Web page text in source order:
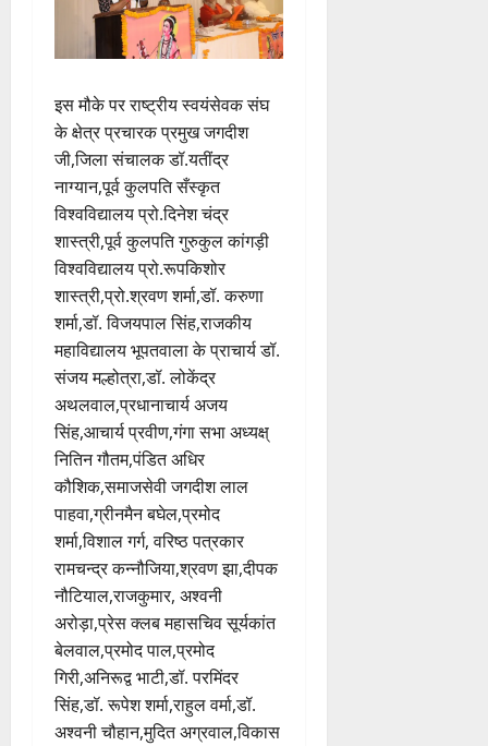
इस मौके पर राष्ट्रीय स्वयंसेवक संघ
के क्षेत्र प्रचारक प्रमुख जगदीश
जी,जिला संचालक डॉ.यतींद्र
नाग्यान,पूर्व कुलपति सँस्कृत
विश्वविद्यालय प्रो.दिनेश चंद्र
शास्त्री,पूर्व कुलपति गुरुकुल कांगड़ी
विश्वविद्यालय प्रो.रूपकिशोर
शास्त्री,प्रो.श्रवण शर्मा,डॉ. करुणा
शर्मा,डॉ. विजयपाल सिंह,राजकीय
महाविद्यालय भूपतवाला के प्राचार्य डॉ.
संजय मल्होत्रा,डॉ. लोकेंद्र
अथलवाल,प्रधानाचार्य अजय
सिंह,आचार्य प्रवीण,गंगा सभा अध्यक्ष्
नितिन गौतम,पंडित अधिर
कौशिक,समाजसेवी जगदीश लाल
पाहवा,ग्रीनमैन बघेल,प्रमोद
शर्मा,विशाल गर्ग, वरिष्ठ पत्रकार
रामचन्द्र कन्नौजिया,श्रवण झा,दीपक
नौटियाल,राजकुमार, अश्वनी
अरोड़ा,प्रेस क्लब महासचिव सूर्यकांत
बेलवाल,प्रमोद पाल,प्रमोद
गिरी,अनिरूद्व भाटी,डॉ. परमिंदर
सिंह,डॉ. रूपेश शर्मा,राहुल वर्मा,डॉ.
अश्वनी चौहान,मुदित अग्रवाल,विकास